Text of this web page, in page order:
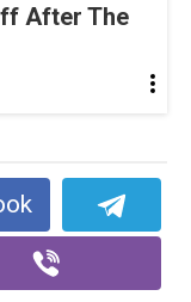
After The